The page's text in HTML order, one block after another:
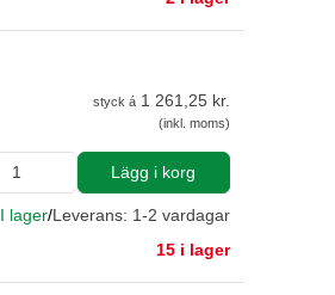
styck á 1 261,25 kr.
(inkl. moms)
Lägg i korg
I lager/Leverans: 1-2 vardagar
15 i lager